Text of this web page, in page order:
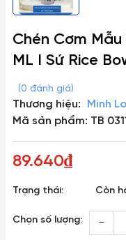
Chén Cơm
ML I Sứ Rice
(0 đánh giá)
Thương hiệu:
Minh
Mã sản phẩm: TB
89.640₫
Trạng thái: Còn
Chọn số lượng: –